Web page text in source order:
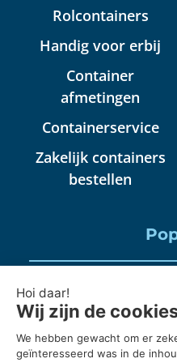
Rolcontainers
Handig voor erbij
Container
afmetingen
Containerservice
Zakelijk containers
bestellen
Huisraad
Puinbak huren,